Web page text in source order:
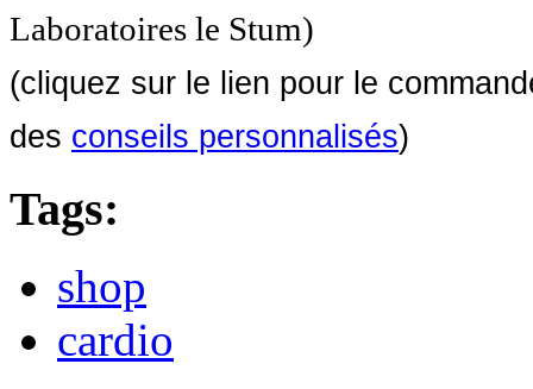
Laboratoires le Stum)
(cliquez sur le lien pour le
des conseils personnalisés)
Tags:
shop
cardio